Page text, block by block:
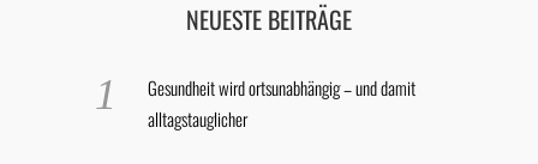
NEUESTE BEITRÄGE
Gesundheit wird ortsunabhängig – und damit
alltagstauglicher